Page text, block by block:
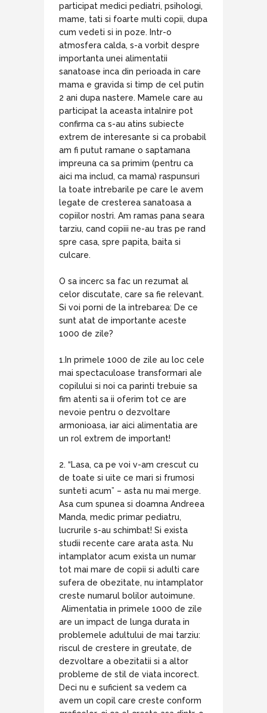
participat medici pediatri, psihologi,
mame, tati si foarte multi copii, dupa
cum vedeti si in poze. Intr-o
atmosfera calda, s-a vorbit despre
importanta unei alimentatii
sanatoase inca din perioada in care
mama e gravida si timp de cel putin
2 ani dupa nastere. Mamele care au
participat la aceasta intalnire pot
confirma ca s-au atins subiecte
extrem de interesante si ca probabil
am fi putut ramane o saptamana
impreuna ca sa primim (pentru ca
aici ma includ, ca mama) raspunsuri
la toate intrebarile pe care le avem
legate de cresterea sanatoasa a
copiilor nostri. Am ramas pana seara
tarziu, cand copiii ne-au tras pe rand
spre casa, spre papita, baita si
culcare.
O sa incerc sa fac un rezumat al
celor discutate, care sa fie relevant.
Si voi porni de la intrebarea: De ce
sunt atat de importante aceste
1000 de zile?
1.In primele 1000 de zile au loc cele
mai spectaculoase transformari ale
copilului si noi ca parinti trebuie sa
fim atenti sa ii oferim tot ce are
nevoie pentru o dezvoltare
armonioasa, iar aici alimentatia are
un rol extrem de important!
2. “Lasa, ca pe voi v-am crescut cu
de toate si uite ce mari si frumosi
sunteti acum” – asta nu mai merge.
Asa cum spunea si doamna Andreea
Manda, medic primar pediatru,
lucrurile s-au schimbat! Si exista
studii recente care arata asta. Nu
intamplator acum exista un numar
tot mai mare de copii si adulti care
sufera de obezitate, nu intamplator
creste numarul bolilor autoimune.
Alimentatia in primele 1000 de zile
are un impact de lunga durata in
problemele adultului de mai tarziu:
riscul de crestere in greutate, de
dezvoltare a obezitatii si a altor
probleme de stil de viata incorect.
Deci nu e suficient sa vedem ca
avem un copil care creste conform